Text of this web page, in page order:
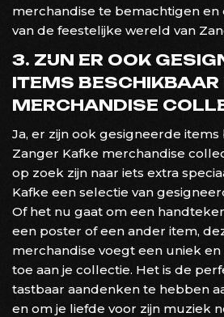
merchandise te bemachtigen
van de feestelijke wereld van
3. ZIJN ER OOK
ITEMS BESCHIKBAAR
MERCHANDISE
Ja, er zijn ook gesigneerde
Zanger Kafke merchandise
op zoek zijn naar iets extra
Kafke een selectie van
Of het nu gaat om een
een poster of een ander item,
merchandise voegt een uniek
toe aan je collectie. Het is de
tastbaar aandenken te hebben
en om je liefde voor zijn muziek